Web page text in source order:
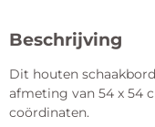
Beschrijving
Dit houten
afmeting van 54 x 54
coördinaten.